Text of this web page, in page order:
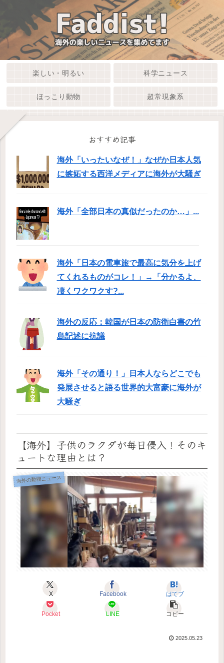
楽しい・明るい 科学ニュース
ほっこり動物 超常現象系
おすすめ記事
海外「いったいなぜ！」なぜか日本人気
に嫉妬する西洋メディアに海外が大騒ぎ
海外「全部日本の真似だったのか…」...
海外「日本の電車旅で最高に気分を上げ
てくれるものがコレ！」→「分かるよ、
凄くワクワクす?...
海外の反応：韓国が日本の防衛白書の竹
島記述に抗議
海外「その通り！」日本人ならどこでも
発展させると語る世界的大富豪に海外が
大騒ぎ
【海外】子供のラクダが毎日侵入！そのキ
ュートな理由とは？
海外の動物ニュース
X Facebook はてブ
Pocket LINE コピー
2025.05.23